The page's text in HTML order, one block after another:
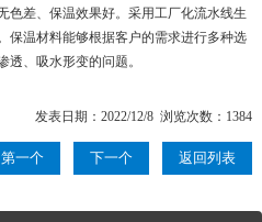
色差、保温效果好。采用工厂化流水线生
保温材料能够根据客户的需求进行多种选
、吸水形变的问题。
发表日期：2022/12/8 浏览次数：1384
第一个 下一个 返回列表